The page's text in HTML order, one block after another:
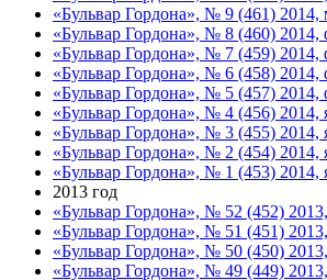
«Бульвар Гордона», № 9 (461) 2014,
«Бульвар Гордона», № 8 (460) 2014,
«Бульвар Гордона», № 7 (459) 2014,
«Бульвар Гордона», № 6 (458) 2014,
«Бульвар Гордона», № 5 (457) 2014,
«Бульвар Гордона», № 4 (456) 2014,
«Бульвар Гордона», № 3 (455) 2014,
«Бульвар Гордона», № 2 (454) 2014,
«Бульвар Гордона», № 1 (453) 2014,
2013 год
«Бульвар Гордона», № 52 (452)
«Бульвар Гордона», № 51 (451)
«Бульвар Гордона», № 50 (450)
«Бульвар Гордона», № 49 (449)